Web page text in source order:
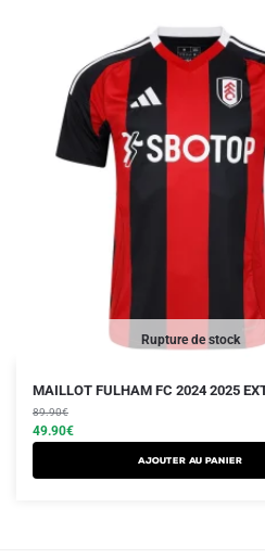
Rupture de stock
MAILLOT FULHAM FC 2024 2025
89.90€
Le
prix
initial
était :
49.90€
Le
prix
actuel
est :
AJOUTER AU PANIER
Ce
produit
a